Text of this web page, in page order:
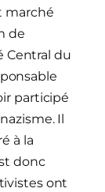
marché
de
Central du
participé
Il
à la
donc
ont